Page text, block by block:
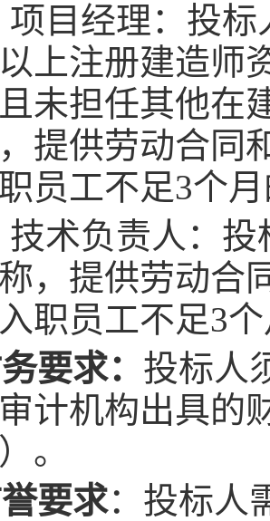
项目经理：投
上注册建造师
未担任其他在
提供劳动合同
员工不足3个
技术负责人：
，提供劳动合
职员工不足3
要求： 投标人
计机构出具的
。
要求：投标人